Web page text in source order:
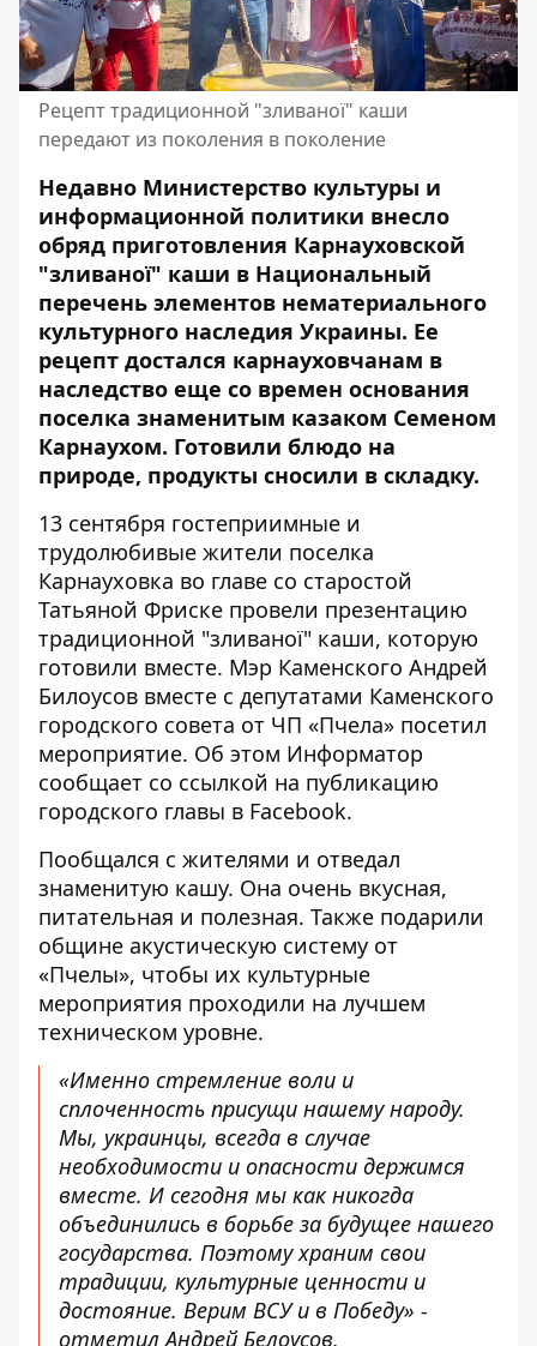
Рецепт традиционной "зливаної" каши
передают из поколения в поколение
Недавно Министерство культуры и
информационной политики внесло
обряд приготовления Карнауховской
"зливаної" каши в Национальный
перечень элементов нематериального
культурного наследия Украины. Ее
рецепт достался карнауховчанам в
наследство еще со времен основания
поселка знаменитым казаком Семеном
Карнаухом. Готовили блюдо на
природе, продукты сносили в складку.
13 сентября гостеприимные и
трудолюбивые жители поселка
Карнауховка во главе со старостой
Татьяной Фриске провели презентацию
традиционной "зливаної" каши, которую
готовили вместе. Мэр Каменского Андрей
Билоусов вместе с депутатами Каменского
городского совета от ЧП «Пчела» посетил
мероприятие. Об этом Информатор
сообщает со ссылкой на публикацию
городского главы в Facebook.
Пообщался с жителями и отведал
знаменитую кашу. Она очень вкусная,
питательная и полезная. Также подарили
общине акустическую систему от
«Пчелы», чтобы их культурные
мероприятия проходили на лучшем
техническом уровне.
«Именно стремление воли и
сплоченность присущи нашему народу.
Мы, украинцы, всегда в случае
необходимости и опасности держимся
вместе. И сегодня мы как никогда
объединились в борьбе за будущее нашего
государства. Поэтому храним свои
традиции, культурные ценности и
достояние. Верим ВСУ и в Победу» -
отметил Андрей Белоусов.